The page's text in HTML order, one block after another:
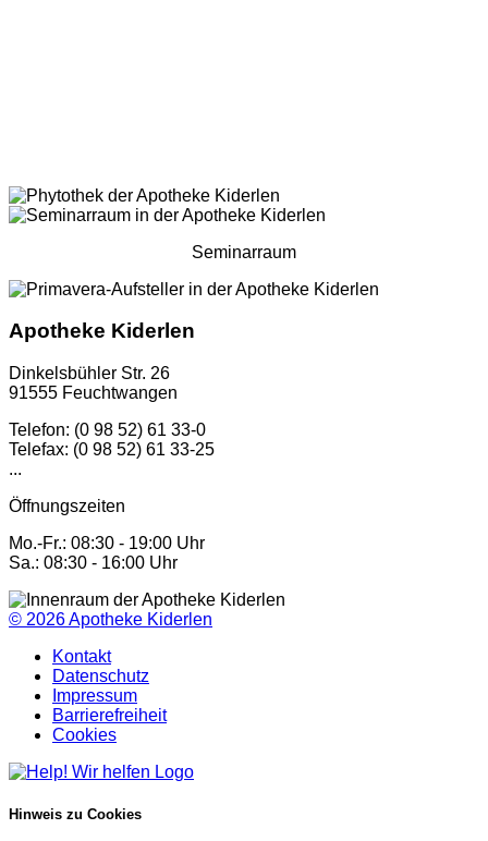
Seminarraum
Apotheke Kiderlen
Dinkelsbühler Str. 26
91555 Feuchtwangen
Telefon: (0 98 52) 61 33-0
Telefax: (0 98 52) 61 33-25
...
Öffnungszeiten
Mo.-Fr.: 08:30 - 19:00 Uhr
Sa.: 08:30 - 16:00 Uhr
© 2026Apotheke Kiderlen
Kontakt
Datenschutz
Impressum
Barrierefreiheit
Cookies
Hinweis zu Cookies